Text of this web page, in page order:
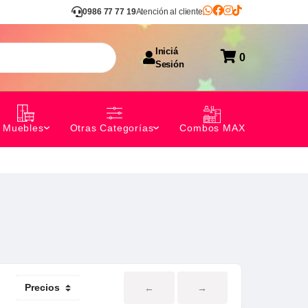
0986 77 77 19Atención al cliente
Iniciá
Sesión
0
Muebles Otras Categorías Combos MAX
← →